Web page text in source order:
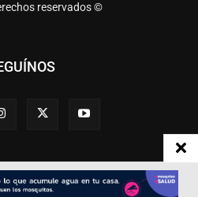
reservados ©
porTP. Web Studio